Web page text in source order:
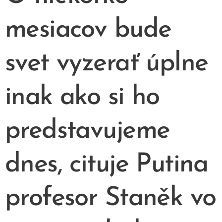
mesiacov bude
svet vyzerať úplne
inak ako si ho
predstavujeme
dnes, cituje Putina
profesor Staněk vo